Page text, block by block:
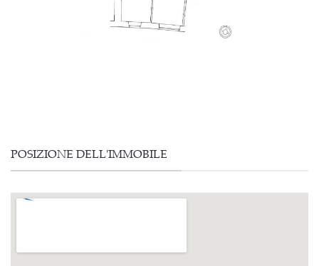
POSIZIONE DELL'IMMOBILE